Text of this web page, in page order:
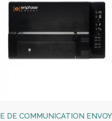
DE COMMUNICATION ENVOY